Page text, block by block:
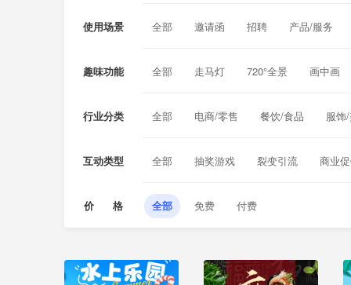
使用场景 全部 邀请函 招聘 产品/服务
趣味功能 全部 走马灯 720°全景 画中画
行业分类
全部 电商/零售 餐饮/食品 服饰
互动类型
全部 抽奖游戏 裂变引流 商业
价 格 全部 免费 付费